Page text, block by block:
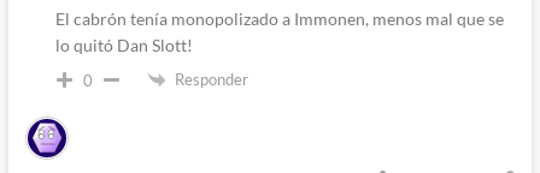
El cabrón tenía monopolizado a Immonen, menos mal que se
lo quitó Dan Slott!
0 Responder